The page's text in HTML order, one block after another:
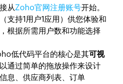
从Zoho官网注册账号开始。
（支持1用户1应用）供您体验和
根据所需用户数和功能选择
低代码平台的核心是其可视
通过简单的拖放操作来设计
息、供应商列表、订单